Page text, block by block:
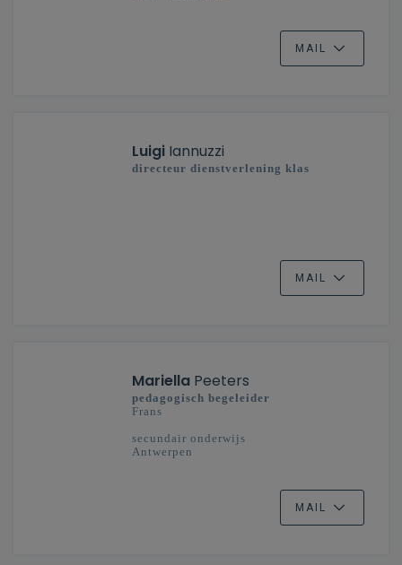
MAIL
Luigi Iannuzzi
directeur dienstverlening klas
MAIL
Mariella Peeters
pedagogisch begeleider
Frans
secundair onderwijs
Antwerpen
MAIL